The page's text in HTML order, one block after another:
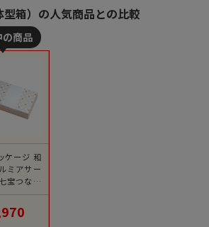
箱）の人気商品との比較
ケージ 和
ミアサー
宝つなぎ
レー付 1
50個/束
位4束）